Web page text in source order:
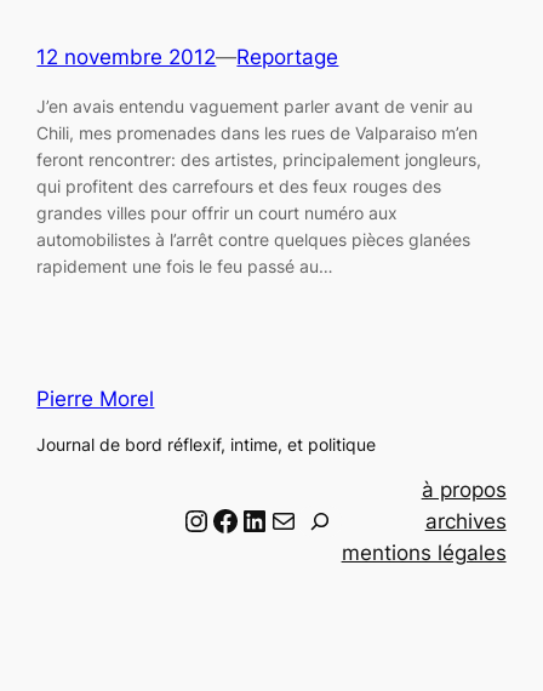
12 novembre 2012—Reportage
J’en avais entendu vaguement parler avant de venir au
Chili, mes promenades dans les rues de Valparaiso m’en
feront rencontrer: des artistes, principalement jongleurs,
qui profitent des carrefours et des feux rouges des
grandes villes pour offrir un court numéro aux
automobilistes à l’arrêt contre quelques pièces glanées
rapidement une fois le feu passé au…
Pierre Morel
Journal de bord réflexif, intime, et politique
Instagram Facebook LinkedIn Email
à propos
archives
mentions légales